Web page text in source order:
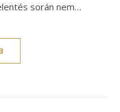
során nem…